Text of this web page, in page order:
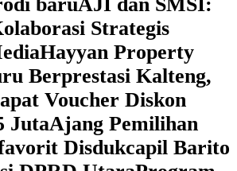
Strategis
Hayyan Property
Berprestasi Kalteng,
Voucher Diskon
JutaAjang Pemilihan
Disdukcapil Barito